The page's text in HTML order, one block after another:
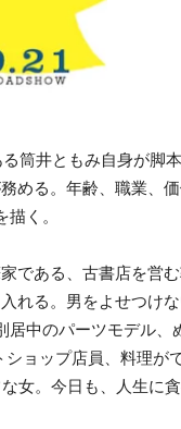
筒井ともみ自身が脚
める。年齢、職業、
く。
である、古書店を営
れる。男をよせつけ
居中のパーツモデル、
ョップ店員、料理が
女。今日も、人生に